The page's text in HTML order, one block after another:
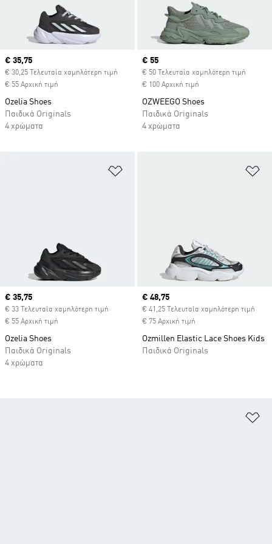
Current price
€ 35,75
€ 30,25 Τελευταία χαμηλότερη τιμή
€ 55 Αρχική τιμή
Ozelia Shoes
Παιδικά Originals
4 χρώματα
Current price
€ 55
€ 50 Τελευταία χαμηλότερη τιμή
€ 100 Αρχική τιμή
OZWEEGO Shoes
Παιδικά Originals
4 χρώματα
Προσθήκη στη Λίστα Επιθυμιών
Current price
€ 35,75
€ 33 Τελευταία χαμηλότερη τιμή
€ 55 Αρχική τιμή
Ozelia Shoes
Παιδικά Originals
4 χρώματα
Current price
€ 48,75
€ 41,25 Τελευταία χαμηλότερη τιμή
€ 75 Αρχική τιμή
Ozmillen Elastic Lace Shoes Kids
Παιδικά Originals